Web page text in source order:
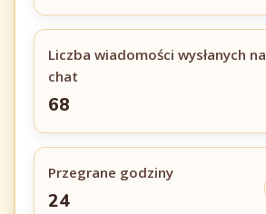
Liczba wiadomości wysłanych na
chat
68
Przegrane godziny
24